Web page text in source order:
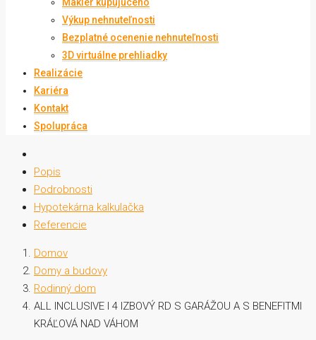
Výkup nehnuteľnosti
Bezplatné ocenenie nehnuteľnosti
3D virtuálne prehliadky
Realizácie
Kariéra
Kontakt
Spolupráca
Popis
Podrobnosti
Hypotekárna kalkulačka
Referencie
Domov
Domy a budovy
Rodinný dom
ALL INCLUSIVE I 4 IZBOVÝ RD S GARÁŽOU A S BENEFITMI
KRÁĽOVÁ NAD VÁHOM